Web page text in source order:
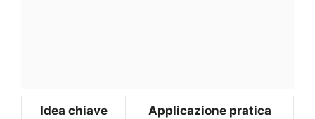
Idea chiave Applicazione pratica